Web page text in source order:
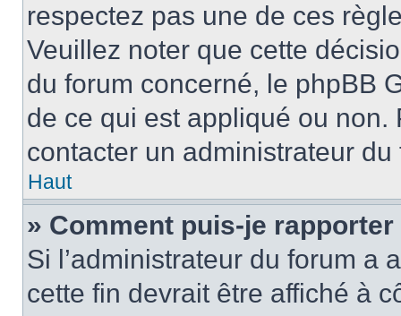
respectez pas une de ces
Veuillez noter que cette
du forum concerné, le phpBB
de ce qui est appliqué ou non.
contacter un administrateur du
Haut
» Comment puis-je
Si l’administrateur du forum a
cette fin devrait être affiché à